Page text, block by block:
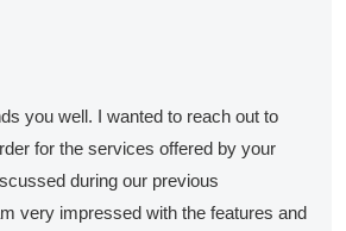
you well. I wanted to reach out to
for the services offered by your
during our previous
very impressed with the features and